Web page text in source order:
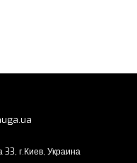
г.Киев, Украина